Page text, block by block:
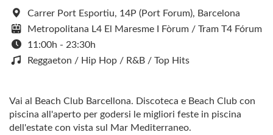
Carrer Port Esportiu, 14P (Port Forum), Barcelona
Metropolitana L4 El Maresme I Fòrum / Tram T4 Fórum
11:00h - 23:30h
Reggaeton / Hip Hop / R&B / Top Hits
Vai al Beach Club Barcellona. Discoteca e Beach Club con
piscina all'aperto per godersi le migliori feste in piscina
dell'estate con vista sul Mar Mediterraneo.